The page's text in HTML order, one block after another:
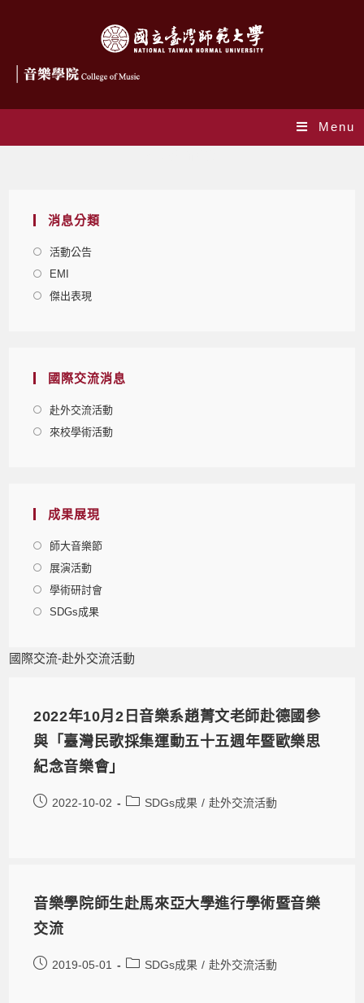
Menu
消息分類
活動公告
EMI
傑出表現
國際交流消息
赴外交流活動
來校學術活動
成果展現
師大音樂節
展演活動
學術研討會
SDGs成果
國際交流-赴外交流活動
2022年10月2日音樂系趙菁文老師赴德國參
與「臺灣民歌採集運動五十五週年暨歐樂思
紀念音樂會」
2022-10-02 SDGs成果 / 赴外交流活動
音樂學院師生赴馬來亞大學進行學術暨音樂
交流
2019-05-01 SDGs成果 / 赴外交流活動